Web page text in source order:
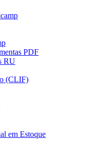
PDF
RU
(CLIF)
em Estoque